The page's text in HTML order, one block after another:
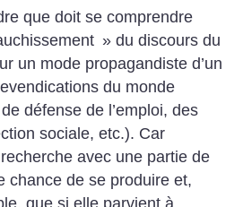
que doit se comprendre
» du discours du
un mode propagandiste d’un
du monde
défense de l’emploi, des
sociale, etc.). Car
recherche avec une partie de
chance de se produire et,